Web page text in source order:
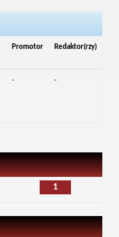
Promotor Redaktor(rzy)
- -
1